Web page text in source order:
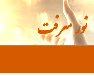
نور معرفت